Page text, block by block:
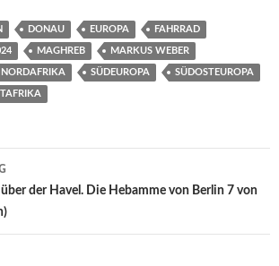
DONAU EUROPA FAHRRAD
MAGHREB MARKUS WEBER
NORDAFRIKA SÜDEUROPA SÜDOSTEUROPA
der Havel. Die Hebamme von Berlin 7 von